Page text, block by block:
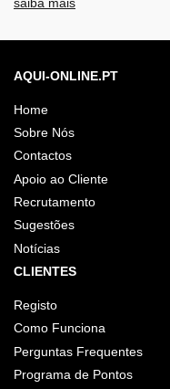
AQUI-ONLINE.PT
Home
Sobre Nós
Contactos
Apoio ao Cliente
Recrutamento
Sugestões
Notícias
CLIENTES
Registo
Como Funciona
Perguntas Frequentes
Programa de Pontos